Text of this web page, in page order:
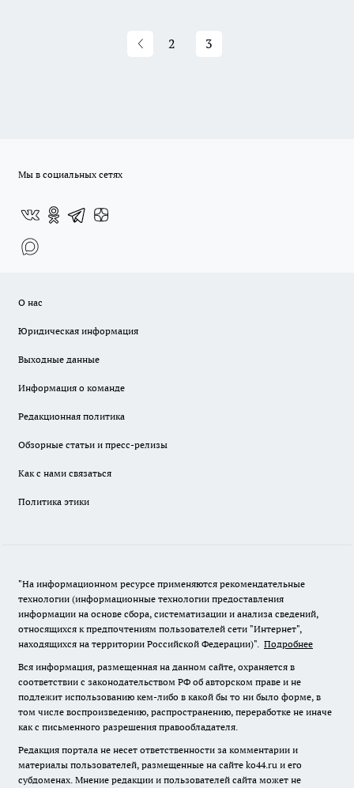
2 3
Мы в социальных сетях
О нас
Юридическая информация
Выходные данные
Информация о команде
Редакционная политика
Обзорные статьи и пресс-релизы
Как с нами связаться
Политика этики
"На информационном ресурсе применяются рекомендательные
технологии (информационные технологии предоставления
информации на основе сбора, систематизации и анализа сведений,
относящихся к предпочтениям пользователей сети "Интернет",
находящихся на территории Российской Федерации)". Подробнее
Вся информация, размещенная на данном сайте, охраняется в
соответствии с законодательством РФ об авторском праве и не
подлежит использованию кем-либо в какой бы то ни было форме, в
том числе воспроизведению, распространению, переработке не иначе
как с письменного разрешения правообладателя.
Редакция портала не несет ответственности за комментарии и
материалы пользователей, размещенные на сайте ko44.ru и его
субдоменах. Мнение редакции и пользователей сайта может не